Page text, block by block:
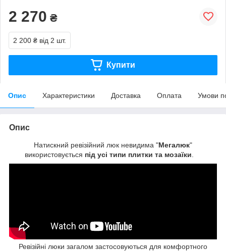
2 270 ₴
2 200 ₴ від 2 шт.
Купити
Опис Характеристики Доставка Оплата Умови
Опис
Натискний ревізійний люк невидима "Мегалюк"
використовується під усі типи плитки та мозаїки
Ревізійні люки загалом застосовуються для комфортного